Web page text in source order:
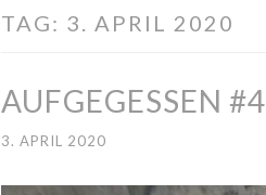
TAG: 3. APRIL 2020
AUFGEGESSEN #4
3. APRIL 2020